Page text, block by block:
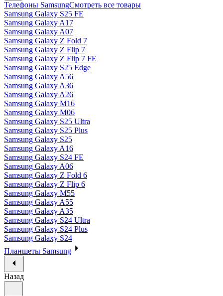
Телефоны SamsungСмотреть все товары
Samsung Galaxy S25 FE
Samsung Galaxy A17
Samsung Galaxy A07
Samsung Galaxy Z Fold 7
Samsung Galaxy Z Flip 7
Samsung Galaxy Z Flip 7 FE
Samsung Galaxy S25 Edge
Samsung Galaxy A56
Samsung Galaxy A36
Samsung Galaxy A26
Samsung Galaxy M16
Samsung Galaxy M06
Samsung Galaxy S25 Ultra
Samsung Galaxy S25 Plus
Samsung Galaxy S25
Samsung Galaxy A16
Samsung Galaxy S24 FE
Samsung Galaxy A06
Samsung Galaxy Z Fold 6
Samsung Galaxy Z Flip 6
Samsung Galaxy M55
Samsung Galaxy A55
Samsung Galaxy A35
Samsung Galaxy S24 Ultra
Samsung Galaxy S24 Plus
Samsung Galaxy S24
Планшеты Samsung
Назад